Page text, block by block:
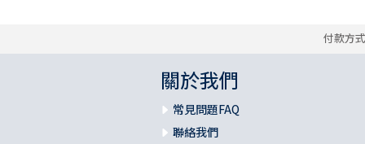
付款方
關於我們
常見問題FAQ
聯絡我們